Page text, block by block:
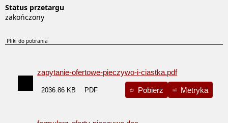
Status przetargu
zakończony
Pliki do pobrania
zapytanie-ofertowe-pieczywo-i-ciastka.pdf
2036.86 KB Pobierz Metryka